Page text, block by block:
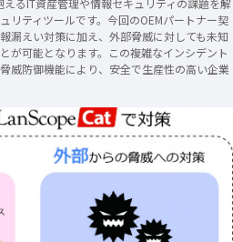
リティツールです。今回のOEMパートナー契
漏えい対策に加え、外部脅威に対しても未知
が可能となります。この複雑なインシデント
威防御機能により、安全で生産性の高い企業